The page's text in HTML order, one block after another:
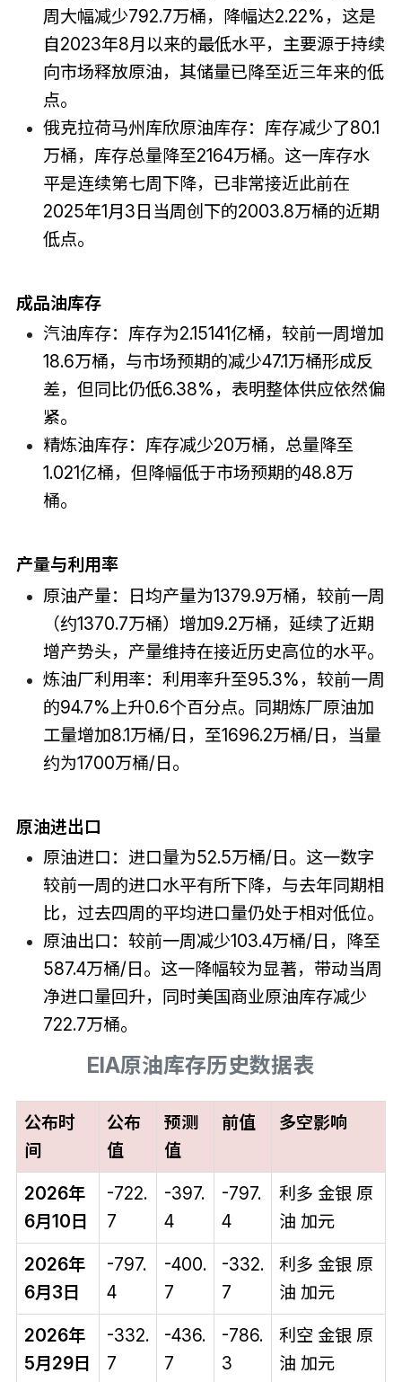
周大幅减少792.7万桶，降幅达2.22%，这是
自2023年8月以来的最低水平，主要源于持续
向市场释放原油，其储量已降至近三年来的低
点。
俄克拉荷马州库欣原油库存：库存减少了80.1
万桶，库存总量降至2164万桶。这一库存水
平是连续第七周下降，已非常接近此前在
2025年1月3日当周创下的2003.8万桶的近期
低点。
成品油库存
汽油库存：库存为2.15141亿桶，较前一周增加
18.6万桶，与市场预期的减少47.1万桶形成反
差，但同比仍低6.38%，表明整体供应依然偏
紧。
精炼油库存：库存减少20万桶，总量降至
1.021亿桶，但降幅低于市场预期的48.8万
桶。
产量与利用率
原油产量：日均产量为1379.9万桶，较前一周
（约1370.7万桶）增加9.2万桶，延续了近期
增产势头，产量维持在接近历史高位的水平。
炼油厂利用率：利用率升至95.3%，较前一周
的94.7%上升0.6个百分点。同期炼厂原油加
工量增加8.1万桶/日，至1696.2万桶/日，当量
约为1700万桶/日。
原油进出口
原油进口：进口量为52.5万桶/日。这一数字
较前一周的进口水平有所下降，与去年同期相
比，过去四周的平均进口量仍处于相对低位。
原油出口：较前一周减少103.4万桶/日，降至
587.4万桶/日。这一降幅较为显著，带动当周
净进口量回升，同时美国商业原油库存减少
722.7万桶。
EIA原油库存历史数据表
公布时
间
公布
值
预测
值
前值 多空影响
2026年
6月10日
-722.
7
-397.
4
-797.
4
利多 金银 原
油 加元
2026年
6月3日
-797.
4
-400.
7
-332.
7
利多 金银 原
油 加元
2026年
5月29日
-332.
7
-436.
7
-786.
3
利空 金银 原
油 加元